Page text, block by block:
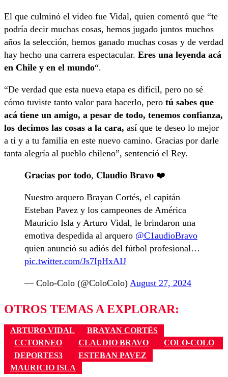
El que culminó el video fue Vidal, quien comentó que “te
podría decir muchas cosas, hemos jugado juntos muchos
años la selección, hemos ganado muchas cosas y de verdad
hay hecho una carrera espectacular. Eres una leyenda acá
en Chile y en el mundo“.
“De verdad que esta nueva etapa es difícil, pero no sé
cómo tuviste tanto valor para hacerlo, pero tú sabes que
acá tiene un amigo, a pesar de todo, tenemos confianza,
los decimos las cosas a la cara, así que te deseo lo mejor
a ti y a tu familia en este nuevo camino. Gracias por darle
tanta alegría al pueblo chileno”, sentenció el Rey.
𝐆𝐫𝐚𝐜𝐢𝐚𝐬 𝐩𝐨𝐫 𝐭𝐨𝐝𝐨, 𝐂𝐥𝐚𝐮𝐝𝐢𝐨 𝐁𝐫𝐚𝐯𝐨 ❤️
Nuestro arquero Brayan Cortés, el capitán
Esteban Pavez y los campeones de América
Mauricio Isla y Arturo Vidal, le brindaron una
emotiva despedida al arquero @C1audioBravo
quien anunció su adiós del fútbol profesional…
pic.twitter.com/Js7IpHxAIJ
— Colo-Colo (@ColoColo) August 27, 2024
OTROS TEMAS A EXPLORAR:
ARTURO VIDAL
BRAYAN CORTÉS
CCTORNEO
CLAUDIO BRAVO
COLO-COLO
DEPORTES3
ESTEBAN PAVEZ
MAURICIO ISLA